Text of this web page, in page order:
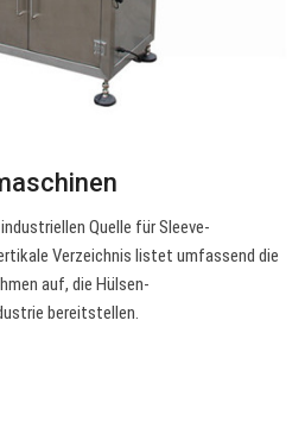
Quelle für Sleeve-
Verzeichnis listet umfassend die
auf, die Hülsen-
bereitstellen.